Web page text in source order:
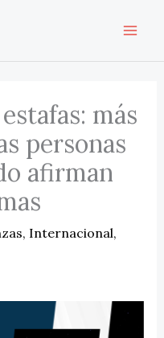
más
personas
afirman
, Internacional,